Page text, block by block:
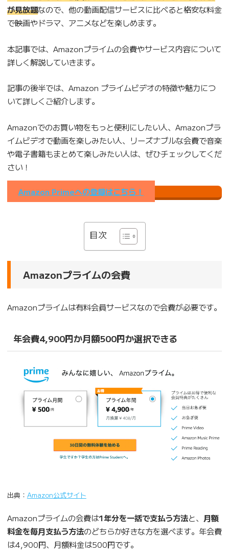
が見放題なので、他の動画配信サービスに比べると格安な料金
で映画やドラマ、アニメなどを楽しめます。
本記事では、Amazonプライムの会費やサービス内容について
詳しく解説していきます。
記事の後半では、Amazon プライムビデオの特徴や魅力につ
いて詳しくご紹介します。
Amazonでのお買い物をもっと便利にしたい人、Amazonプラ
イムビデオで動画を楽しみたい人、リーズナブルな会費で音楽
や電子書籍もまとめて楽しみたい人は、ぜひチェックしてくだ
さい！
Amazon Primeへの登録はこちら！
目次
Amazonプライムの会費
Amazonプライムは有料会員サービスなので会費が必要です。
年会費4,900円か月額500円か選択できる
出典： Amazon公式サイト
Amazonプライムの会費は1年分を一括で支払う方法と、 月額
料金を毎月支払う方法のどちらか好きな方を選べます。年会費
は4,900円、月額料金は500円です。